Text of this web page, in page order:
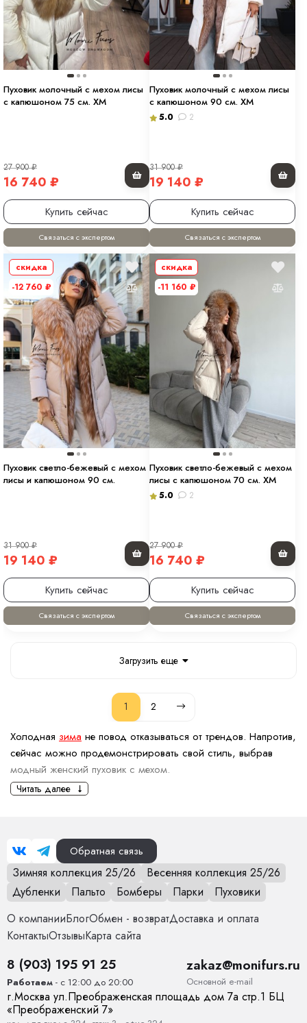
Пуховик молочный с мехом лисы
с капюшоном 75 см. XM
27 900₽
16 740 ₽
Купить сейчас
Связаться с экспертом
Пуховик молочный с мехом лисы
с капюшоном 90 см. ХМ
5.0 2
31 900₽
19 140 ₽
Купить сейчас
Связаться с экспертом
скидка
-12 760 ₽
Пуховик светло-бежевый с мехом
лисы и капюшоном 90 см.
31 900₽
19 140 ₽
Купить сейчас
Связаться с экспертом
скидка
-11 160 ₽
Пуховик светло-бежевый с мехом
лисы с капюшоном 70 см. ХМ
5.0 2
27 900₽
16 740 ₽
Купить сейчас
Связаться с экспертом
Загрузить еще
1 2
Холодная зима не повод отказываться от трендов. Напротив,
сейчас можно продемонстрировать свой стиль, выбрав
модный женский пуховик с мехом.
Считаются ли стильными женские
зимней одежды. Они сочетают практичность, а также
элегантность.
Тренды последнего времени подтверждают, что пуховики с
популярнее. Это могут быть как лаконичные модели с
меховыми элементами, так и более роскошные,
или рукавах.
Как выбрать женский пуховик с
мехом?
Читать далее
Обратная связь
Зимняя коллекция 25/26
Весенняя коллекция 25/26
Дубленки
Пальто Бомберы Парки
Пуховики
О компанииБлогОбмен - возвратДоставка и оплата
КонтактыОтзывыКарта сайта
8 (903) 195 91 25
Работаем - с 12:00 до 20:00
zakaz@monifurs.ru
Основной е-mail
г.Москва ул.Преображенская площадь дом 7а стр.1 БЦ
«Преображенский 7»